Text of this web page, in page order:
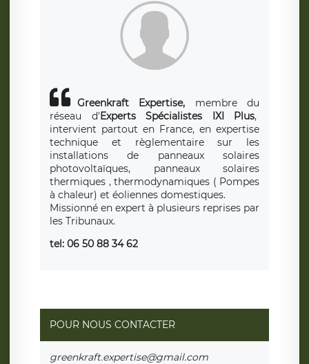
Greenkraft Expertise, membre du
réseau d'Experts Spécialistes IXI Plus,
intervient partout en France, en expertise
technique et règlementaire sur les
installations de panneaux solaires
photovoltaïques, panneaux solaires
thermiques , thermodynamiques ( Pompes
à chaleur) et éoliennes domestiques.
Missionné en expert à plusieurs reprises par
les Tribunaux.
tel: 06 50 88 34 62
POUR NOUS CONTACTER
greenkraft.expertise@gmail.com